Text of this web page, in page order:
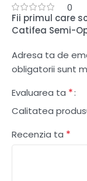
0
Fii primul care
Catifea Semi-
Adresa ta de
obligatorii sunt
Evaluarea ta *
Calitatea
Recenzia ta *